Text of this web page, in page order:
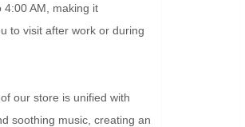
4:00 AM, making it
to visit after work or during
our store is unified with
soothing music, creating an